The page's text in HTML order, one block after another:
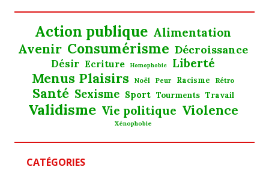
Action publique Alimentation
Avenir Consumérisme Décroissance
Désir Ecriture Homophobie Liberté
Menus Plaisirs Noël Peur Racisme Rétro
Santé Sexisme Sport Tourments Travail
Validisme Vie politique Violence
Xénophobie
CATÉGORIES